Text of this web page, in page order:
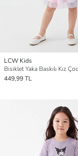
LCW Kids
449,99 TL